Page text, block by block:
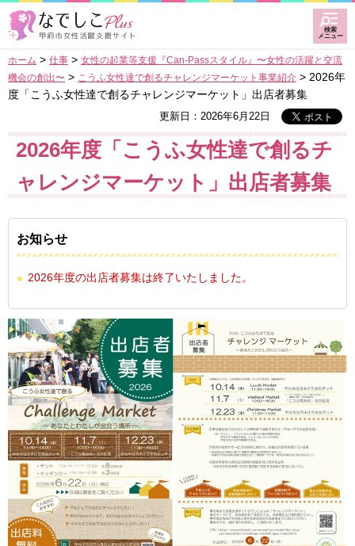
甲府なでしこプラス甲府
市女性活躍支援サイト
検索
メニュー
ホーム > 仕事 > 女性の起業等支援『Can-Passスタイル』〜女性の活躍と交流
機会の創出〜 > こうふ女性達で創るチャレンジマーケット事業紹介 > 2026年
度「こうふ女性達で創るチャレンジマーケット」出店者募集
更新日：2026年6月22日
2026年度「こうふ女性達で創るチ
ャレンジマーケット」出店者募集
お知らせ
2026年度の出店者募集は終了いたしました。